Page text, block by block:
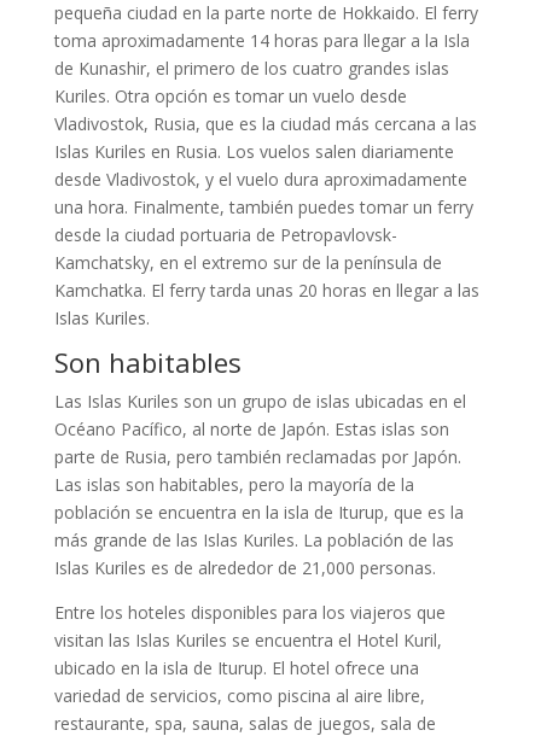
pequeña ciudad en la parte norte de Hokkaido. El ferry
toma aproximadamente 14 horas para llegar a la Isla
de Kunashir, el primero de los cuatro grandes islas
Kuriles. Otra opción es tomar un vuelo desde
Vladivostok, Rusia, que es la ciudad más cercana a las
Islas Kuriles en Rusia. Los vuelos salen diariamente
desde Vladivostok, y el vuelo dura aproximadamente
una hora. Finalmente, también puedes tomar un ferry
desde la ciudad portuaria de Petropavlovsk-
Kamchatsky, en el extremo sur de la península de
Kamchatka. El ferry tarda unas 20 horas en llegar a las
Islas Kuriles.
Son habitables
Las Islas Kuriles son un grupo de islas ubicadas en el
Océano Pacífico, al norte de Japón. Estas islas son
parte de Rusia, pero también reclamadas por Japón.
Las islas son habitables, pero la mayoría de la
población se encuentra en la isla de Iturup, que es la
más grande de las Islas Kuriles. La población de las
Islas Kuriles es de alrededor de 21,000 personas.
Entre los hoteles disponibles para los viajeros que
visitan las Islas Kuriles se encuentra el Hotel Kuril,
ubicado en la isla de Iturup. El hotel ofrece una
variedad de servicios, como piscina al aire libre,
restaurante, spa, sauna, salas de juegos, sala de